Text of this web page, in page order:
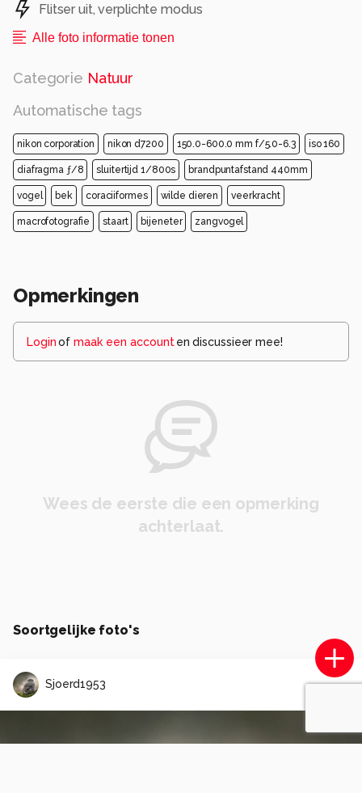
Flitser uit, verplichte modus
Alle foto informatie tonen
Categorie Natuur
Automatische tags
nikon corporation nikon d7200 150.0-600.0 mm f/5.0-6.3 iso 160
diafragma ƒ/8 sluitertijd 1/800s brandpuntafstand 440mm
vogel bek coraciiformes wilde dieren veerkracht
macrofotografie staart bijeneter zangvogel
Opmerkingen
Loginof maak een account en discussieer mee!
Wees de eerste die een opmerking
achterlaat.
Soortgelijke foto's
Sjoerd1953